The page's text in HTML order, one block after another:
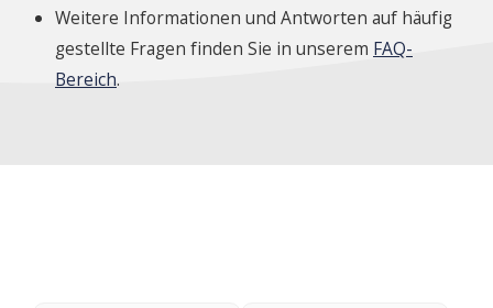
Weitere Informationen und Antworten auf häufig
gestellte Fragen finden Sie in unserem FAQ-
Bereich.